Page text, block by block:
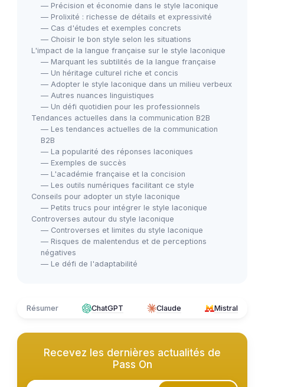
— Précision et économie dans le style laconique
— Prolixité : richesse de détails et expressivité
— Cas d'études et exemples concrets
— Choisir le bon style selon les situations
L'impact de la langue française sur le style laconique
— Marquant les subtilités de la langue française
— Un héritage culturel riche et concis
— Adopter le style laconique dans un milieu verbeux
— Autres nuances linguistiques
— Un défi quotidien pour les professionnels
Tendances actuelles dans la communication B2B
— Les tendances actuelles de la communication
B2B
— La popularité des réponses laconiques
— Exemples de succès
— L'académie française et la concision
— Les outils numériques facilitant ce style
Conseils pour adopter un style laconique
— Petits trucs pour intégrer le style laconique
Controverses autour du style laconique
— Controverses et limites du style laconique
— Risques de malentendus et de perceptions
négatives
— Le défi de l'adaptabilité
Résumer ChatGPT Claude Mistral
Recevez les dernières actualités de
Pass On